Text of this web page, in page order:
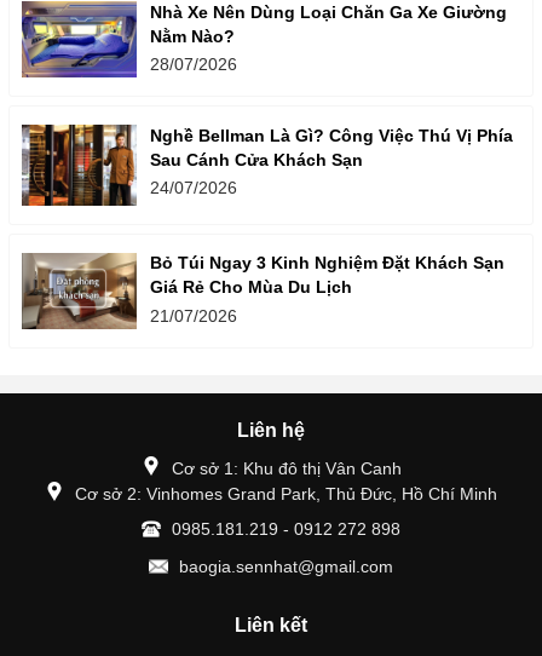
Nhà Xe Nên Dùng Loại Chăn Ga Xe Giường
Nằm Nào?
28/07/2026
Nghề Bellman Là Gì? Công Việc Thú Vị Phía
Sau Cánh Cửa Khách Sạn
24/07/2026
Bỏ Túi Ngay 3 Kinh Nghiệm Đặt Khách Sạn
Giá Rẻ Cho Mùa Du Lịch
21/07/2026
Liên hệ
Cơ sở 1: Khu đô thị Vân Canh
Cơ sở 2: Vinhomes Grand Park, Thủ Đức, Hồ Chí Minh
0985.181.219 - 0912 272 898
baogia.sennhat@gmail.com
Liên kết